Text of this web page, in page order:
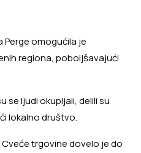
Perge omogućila je
regiona, poboljšavajući
se ljudi okupljali, delili su
lokalno društvo.
Cveće trgovine dovelo je do